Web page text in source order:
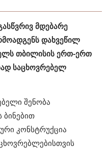
მდებარე
დახვეწილ
თბილისის ერთ-ერთ
საცხოვრებელ
შენობა
კონსტრუქცია